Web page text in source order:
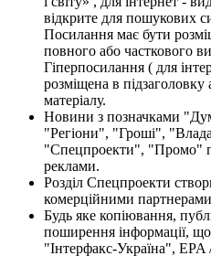
відкрите для пошукових
Посилання має бути
повного або часткового
Гіперпосилання ( для
розміщена в
матеріалу.
Новини з позначками
"Регіони", "Гроші",
"Спецпроекти", "Промо"
реклами.
Розділ Спецпроекти
комерційними
Будь яке копіювання,
поширення інформації,
"Інтерфакс-Україна", EPA